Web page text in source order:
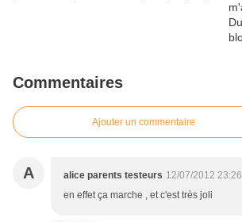
Commentaires
Ajouter un commentaire
A alice parents testeurs 12/07/2012 23:26
en effet ça marche , et c'est très joli